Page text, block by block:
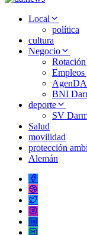
Local
política
cultura
Negocio
Rotación
Empleos
AgenDA
BNI
deporte
SV
Salud
movilidad
protección
Alemán